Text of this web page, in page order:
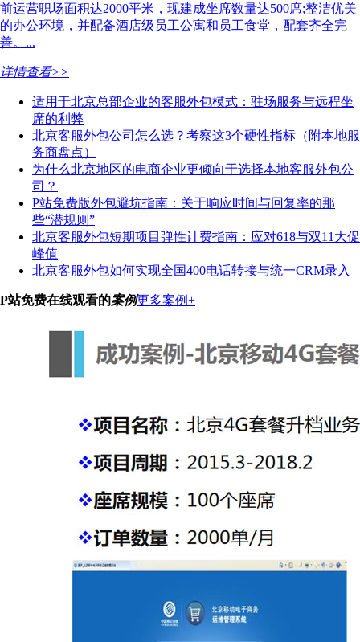
前运营职场面积达2000平米，现建成坐席数量达500席;整洁优美
的办公环境，并配备酒店级员工公寓和员工食堂，配套齐全完
善。...
详情查看>>
适用于北京总部企业的客服外包模式：驻场服务与远程坐
席的利弊
北京客服外包公司怎么选？考察这3个硬性指标（附本地服
务商盘点）
为什么北京地区的电商企业更倾向于选择本地客服外包公
司？
P站免费版外包避坑指南：关于响应时间与回复率的那
些“潜规则”
北京客服外包短期项目弹性计费指南：应对618与双11大促
峰值
北京客服外包如何实现全国400电话转接与统一CRM录入
P站免费在线观看的案例更多案例+